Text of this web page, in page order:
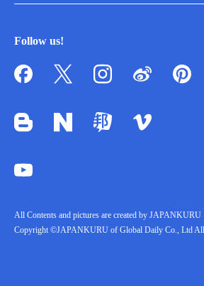
Follow us!
All Contents and pictures are created by JAPANKURU
Copyright ©JAPANKURU of Global Daily Co., Ltd All